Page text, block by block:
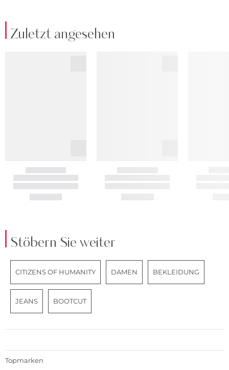
Zuletzt angesehen
Stöbern Sie weiter
CITIZENS OF HUMANITY DAMEN BEKLEIDUNG
JEANS BOOTCUT
Topmarken